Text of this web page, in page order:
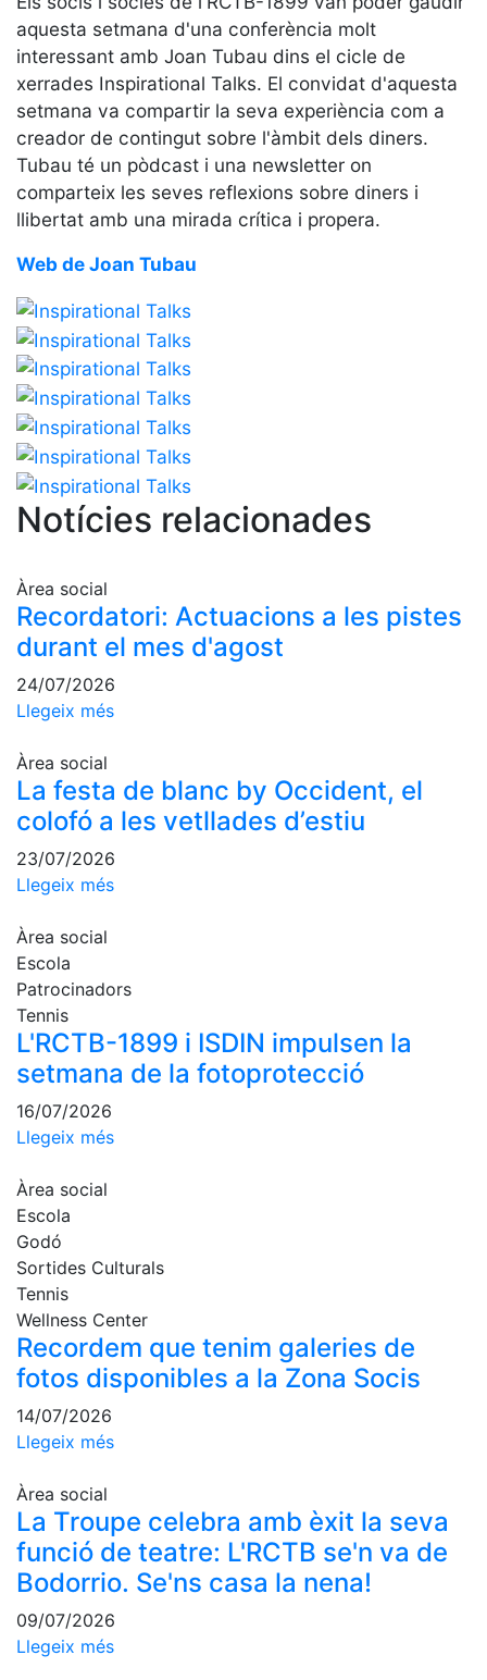
Serveis
Instal·lacions
Preguntes
Freqüents
(FAQs)
Treballa amb
nosaltres
Àrea esportiva
Tennis
Escola de
tennis
Next Gen
Palmarès
equips
Llegendes
Jugadors
professionals
Competicions
Social de
Tennis
Quadres
de Joc
Quadre
Històric
del
Campionat
Social
Fotos
Pàdel
Escola de
Pàdel
Campionat
Social Pàdel
Quadres
de joc
d'Honor
Campionat
Social
Normativa
Altres esports
Àrea social
Socials
Sortides
culturals
Conferències
Inspirational
Talks
aquesta setmana d'una conferència molt
interessant amb Joan Tubau dins el cicle de
xerrades Inspirational Talks. El convidat d'aquesta
setmana va compartir la seva experiència com a
creador de contingut sobre l'àmbit dels diners.
Tubau té un pòdcast i una newsletter on
comparteix les seves reflexions sobre diners i
llibertat amb una mirada crítica i propera.
Web de Joan Tubau
Notícies relacionades
Àrea social
Recordatori: Actuacions a les pistes
durant el mes d'agost
24/07/2026
Llegeix més
Àrea social
La festa de blanc by Occident, el
colofó a les vetllades d’estiu
23/07/2026
Llegeix més
Àrea social
Escola
Patrocinadors
Tennis
L'RCTB-1899 i ISDIN impulsen la
setmana de la fotoprotecció
16/07/2026
Llegeix més
Àrea social
Escola
Godó
Sortides Culturals
Tennis
Wellness Center
Recordem que tenim galeries de
fotos disponibles a la Zona Socis
14/07/2026
Llegeix més
Àrea social
La Troupe celebra amb èxit la seva
funció de teatre: L'RCTB se'n va de
Bodorrio. Se'ns casa la nena!
09/07/2026
Llegeix més